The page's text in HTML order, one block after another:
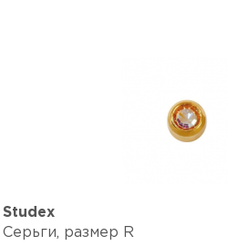
Studex
Серьги, размер R